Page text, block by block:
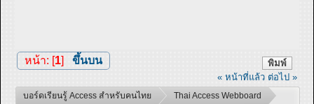
พิมพ์
หน้า: [1] ขึ้นบน
« หน้าที่แล้ว ต่อไป »
บอร์ดเรียนรู้ Access สำหรับคนไทย
Thai Access Webboard